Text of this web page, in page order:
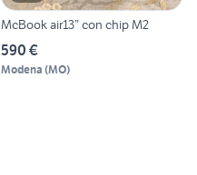
McBook air13” con chip M2
590 €
Modena (MO)